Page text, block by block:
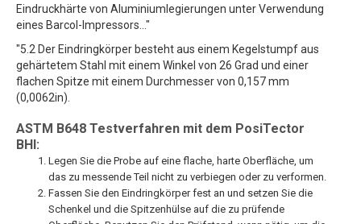
Eindruckhärte von Aluminiumlegierungen unter Verwendung
eines Barcol-Impressors..."
"5.2 Der Eindringkörper besteht aus einem Kegelstumpf aus
gehärtetem Stahl mit einem Winkel von 26 Grad und einer
flachen Spitze mit einem Durchmesser von 0,157 mm
(0,0062in).
ASTM B648 Testverfahren mit dem PosiTector
BHI:
Legen Sie die Probe auf eine flache, harte Oberfläche, um
das zu messende Teil nicht zu verbiegen oder zu verformen.
Fassen Sie den Eindringkörper fest an und setzen Sie die
Schenkel und die Spitzenhülse auf die zu prüfende